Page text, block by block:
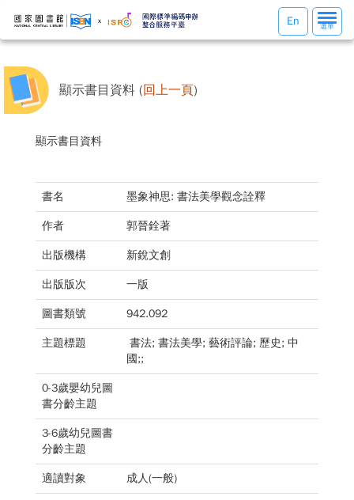
選
單
選單
En
顯示書目資料 (回上一頁)
顯示書目資料
書名 墨象神思: 書法美學觀念詮釋
作者 郭晉銓著
出版機構 新銳文創
出版版次 一版
圖書類號 942.092
主題標題
書法; 書法美學; 藝術評論; 歷史; 中
國;;
0-3歲嬰幼兒圖
書分齡主題
3-6歲幼兒圖書
分齡主題
適讀對象 成人(一般)